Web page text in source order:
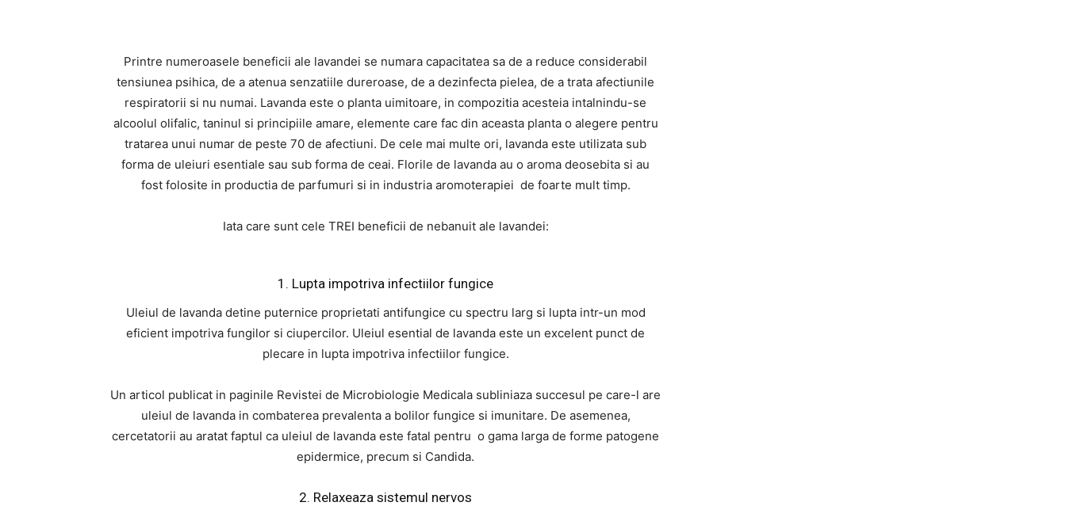
Printre numeroasele beneficii ale lavandei se numara capacitatea sa de a reduce considerabil
tensiunea psihica, de a atenua senzatiile dureroase, de a dezinfecta pielea, de a trata afectiunile
respiratorii si nu numai. Lavanda este o planta uimitoare, in compozitia acesteia intalnindu-se
alcoolul olifalic, taninul si principiile amare, elemente care fac din aceasta planta o alegere pentru
tratarea unui numar de peste 70 de afectiuni. De cele mai multe ori, lavanda este utilizata sub
forma de uleiuri esentiale sau sub forma de ceai. Florile de lavanda au o aroma deosebita si au
fost folosite in productia de parfumuri si in industria aromoterapiei de foarte mult timp.
Iata care sunt cele TREI beneficii de nebanuit ale lavandei:
1. Lupta impotriva infectiilor fungice
Uleiul de lavanda detine puternice proprietati antifungice cu spectru larg si lupta intr-un mod
eficient impotriva fungilor si ciupercilor. Uleiul esential de lavanda este un excelent punct de
plecare in lupta impotriva infectiilor fungice.
Un articol publicat in paginile Revistei de Microbiologie Medicala subliniaza succesul pe care-l are
uleiul de lavanda in combaterea prevalenta a bolilor fungice si imunitare. De asemenea,
cercetatorii au aratat faptul ca uleiul de lavanda este fatal pentru o gama larga de forme patogene
epidermice, precum si Candida.
2. Relaxeaza sistemul nervos